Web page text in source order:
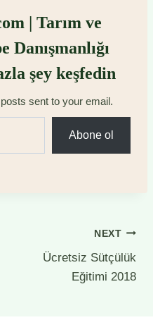
| Tarım ve
Danışmanlığı
şey keşfedin
sent to your email.
Abone ol
NEXT
Ücretsiz Sütçülük
Eğitimi 2018